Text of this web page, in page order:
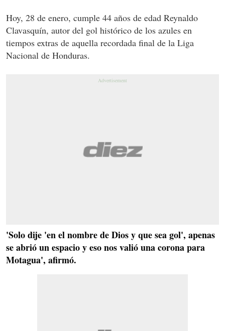
Hoy, 28 de enero, cumple 44 años de edad Reynaldo
Clavasquín, autor del gol histórico de los azules en
tiempos extras de aquella recordada final de la Liga
Nacional de Honduras.
'Solo dije 'en el nombre de Dios y que sea gol', apenas
se abrió un espacio y eso nos valió una corona para
Motagua', afirmó.